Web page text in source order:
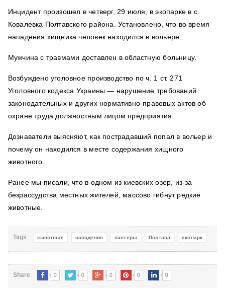
Инцидент произошел в четверг, 29 июля, в экопарке в с.
Ковалевка Полтавского района. Установлено, что во время
нападения хищника человек находился в вольере.
Мужчина с травмами доставлен в областную больницу.
Возбуждено уголовное производство по ч. 1 ст. 271
Уголовного кодекса Украины — нарушение требований
законодательных и других нормативно-правовых актов об
охране труда должностным лицом предприятия.
Дознаватели выясняют, как пострадавший попал в вольер и
почему он находился в месте содержания хищного
животного.
Ранее мы писали, что в одном из киевских озер, из-за
безрассудства местных жителей, массово гибнут редкие
животные.
Tags животные нападения пантеры Полтава экопарк
Share 0 0 0 0 0